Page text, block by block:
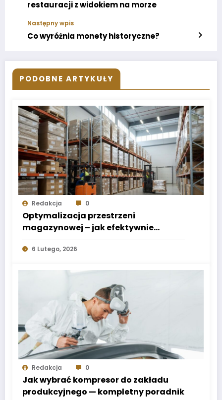
restauracji z widokiem na morze
Następny wpis
Co wyróżnia monety historyczne?
PODOBNE ARTYKUŁY
Redakcja 0
Optymalizacja przestrzeni
magazynowej – jak efektywnie
wykorzystać każdy metr
6 Lutego, 2026
Redakcja 0
Jak wybrać kompresor do zakładu
produkcyjnego — kompletny poradnik